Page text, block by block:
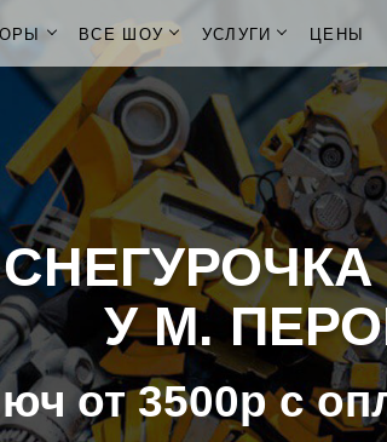
ВСЕ ШОУ УСЛУГИ ЦЕНЫ
У М.
от 3500р с